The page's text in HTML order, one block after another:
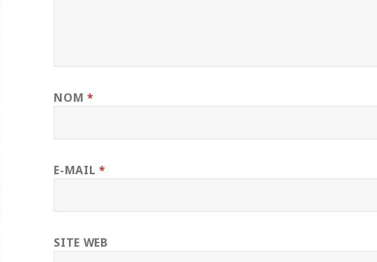
NOM *
E-MAIL *
SITE WEB